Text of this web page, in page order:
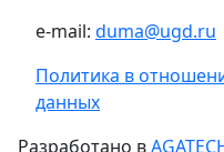
e-mail: duma@ugd.ru
Политика в
данных
Разработано в